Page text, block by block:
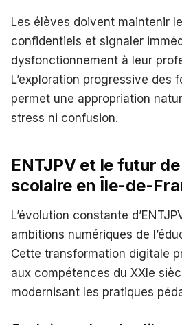
Les élèves doivent maintenir
confidentiels et signaler
dysfonctionnement à leur
L’exploration progressive des
permet une appropriation
stress ni confusion.
ENTJPV et le futur
scolaire en Île-de-
L’évolution constante
ambitions numériques de
Cette transformation digitale
aux compétences du XXIe
modernisant les pratiques